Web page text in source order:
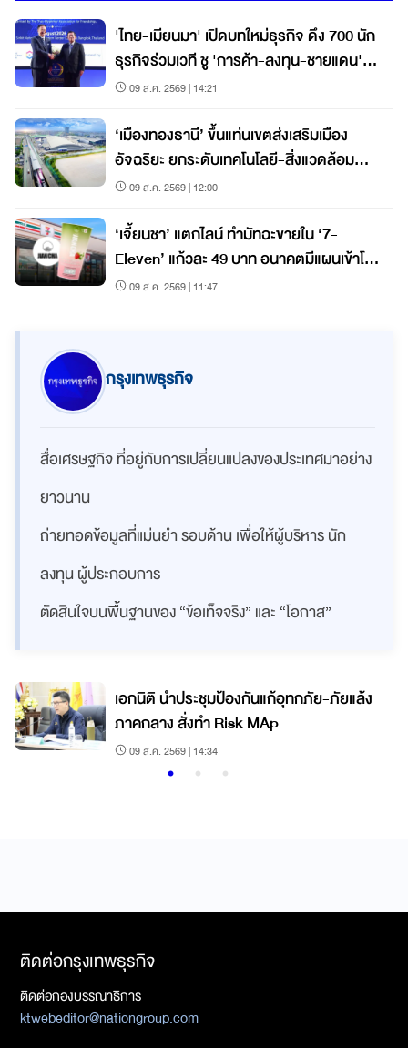
'ไทย-เมียนมา' เปิดบทใหม่ธุรกิจ ดึง 700 นัก
ธุรกิจร่วมเวที ชู 'การค้า-ลงทุน-ชายแดน'
ฟื้นเชื่อมั่น
09 ส.ค. 2569 | 14:21
‘เมืองทองธานี’ ขึ้นแท่นเขตส่งเสริมเมือง
อัจฉริยะ ยกระดับเทคโนโลยี-สิ่งแวดล้อม
เคลื่อนเศรษฐกิจ
09 ส.ค. 2569 | 12:00
‘เจี้ยนชา’ แตกไลน์ ทำมัทฉะขายใน ‘7-
Eleven’ แก้วละ 49 บาท อนาคตมีแผนเข้าโม
เดิร์นเทรดต่อ
09 ส.ค. 2569 | 11:47
กรุงเทพธุรกิจ
สื่อเศรษฐกิจ ที่อยู่กับการเปลี่ยนแปลงของประเทศมาอย่าง
ยาวนาน
ถ่ายทอดข้อมูลที่แม่นยำ รอบด้าน เพื่อให้ผู้บริหาร นัก
ลงทุน ผู้ประกอบการ
ตัดสินใจบนพื้นฐานของ “ข้อเท็จจริง” และ “โอกาส”
เอกนิติ นำประชุมป้องกันแก้อุทกภัย-ภัยแล้ง
ภาคกลาง สั่งทำ Risk MAp
09 ส.ค. 2569 | 14:34
ติดต่อกรุงเทพธุรกิจ
ติดต่อกองบรรณาธิการ
ktwebeditor@nationgroup.com